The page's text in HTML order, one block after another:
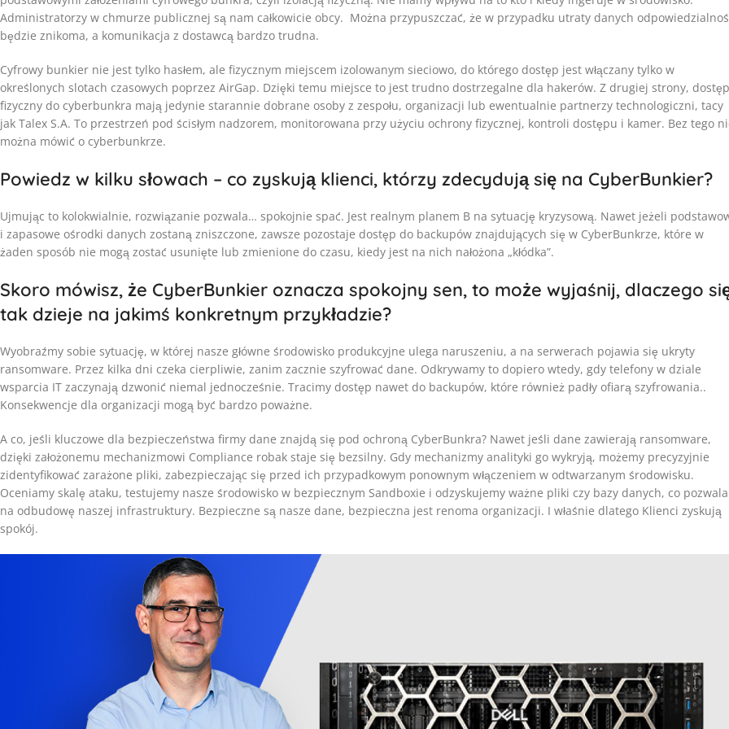
Administratorzy w chmurze publicznej są nam całkowicie obcy. Można przypuszczać, że w przypadku utraty danych
będzie znikoma, a komunikacja z dostawcą bardzo trudna.
Cyfrowy bunkier nie jest tylko hasłem, ale fizycznym miejscem izolowanym sieciowo, do którego dostęp jest włączany tylko w
określonych slotach czasowych poprzez AirGap. Dzięki temu miejsce to jest trudno dostrzegalne dla hakerów. Z drugiej strony, dostęp
fizyczny do cyberbunkra mają jedynie starannie dobrane osoby z zespołu, organizacji lub ewentualnie partnerzy technologiczni, tacy
jak Talex S.A. To przestrzeń pod ścisłym nadzorem, monitorowana przy użyciu ochrony fizycznej, kontroli dostępu i kamer. Bez tego
można mówić o cyberbunkrze.
Powiedz w kilku słowach – co zyskują klienci, którzy zdecydują się na CyberBunkier?
Ujmując to kolokwialnie, rozwiązanie pozwala… spokojnie spać. Jest realnym planem B na sytuację kryzysową. Nawet jeżeli
i zapasowe ośrodki danych zostaną zniszczone, zawsze pozostaje dostęp do backupów znajdujących się w CyberBunkrze, które w
żaden sposób nie mogą zostać usunięte lub zmienione do czasu, kiedy jest na nich nałożona „kłódka”.
Skoro mówisz, że CyberBunkier oznacza spokojny sen, to może wyjaśnij, dlaczego
tak dzieje na jakimś konkretnym przykładzie?
Wyobraźmy sobie sytuację, w której nasze główne środowisko produkcyjne ulega naruszeniu, a na serwerach pojawia się ukryty
ransomware. Przez kilka dni czeka cierpliwie, zanim zacznie szyfrować dane. Odkrywamy to dopiero wtedy, gdy telefony w dziale
wsparcia IT zaczynają dzwonić niemal jednocześnie. Tracimy dostęp nawet do backupów, które również padły ofiarą szyfrowania..
Konsekwencje dla organizacji mogą być bardzo poważne.
A co, jeśli kluczowe dla bezpieczeństwa firmy dane znajdą się pod ochroną CyberBunkra? Nawet jeśli dane zawierają ransomware,
dzięki założonemu mechanizmowi Compliance robak staje się bezsilny. Gdy mechanizmy analityki go wykryją, możemy precyzyjnie
zidentyfikować zarażone pliki, zabezpieczając się przed ich przypadkowym ponownym włączeniem w odtwarzanym środowisku.
Oceniamy skalę ataku, testujemy nasze środowisko w bezpiecznym Sandboxie i odzyskujemy ważne pliki czy bazy danych, co pozwala
na odbudowę naszej infrastruktury. Bezpieczne są nasze dane, bezpieczna jest renoma organizacji. I właśnie dlatego Klienci zyskują
spokój.